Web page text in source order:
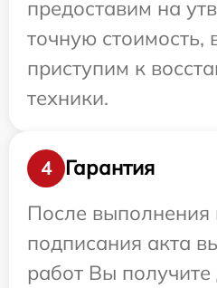
предоставим на
точную стоимость,
приступим к
техники.
4
Гарантия
После выполнения
подписания акта
работ Вы получите